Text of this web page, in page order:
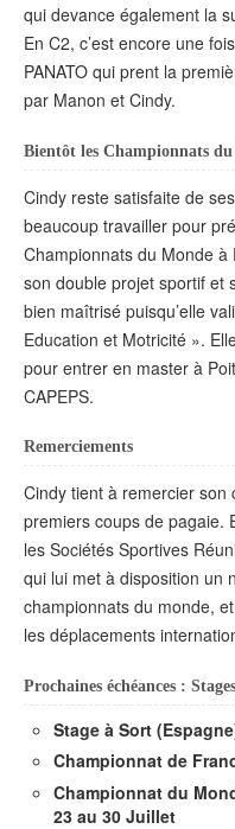
qui devance également la
En C2, c’est encore une
PANATO qui prent la
par Manon et Cindy.
Bientôt les Championnats
Cindy reste satisfaite de
beaucoup travailler pour
Championnats du Monde
son double projet sportif et
bien maîtrisé puisqu’elle
Education et Motricité ».
pour entrer en master à
CAPEPS.
Remerciements
Cindy tient à remercier son
premiers coups de pagaie.
les Sociétés Sportives
qui lui met à disposition un
championnats du monde,
les déplacements
Prochaines échéances :
Stage à Sort
Championnat de
Championnat du
23 au 30 Juillet